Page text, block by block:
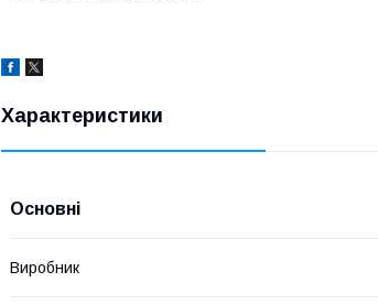
Характеристики
Основні
Виробник